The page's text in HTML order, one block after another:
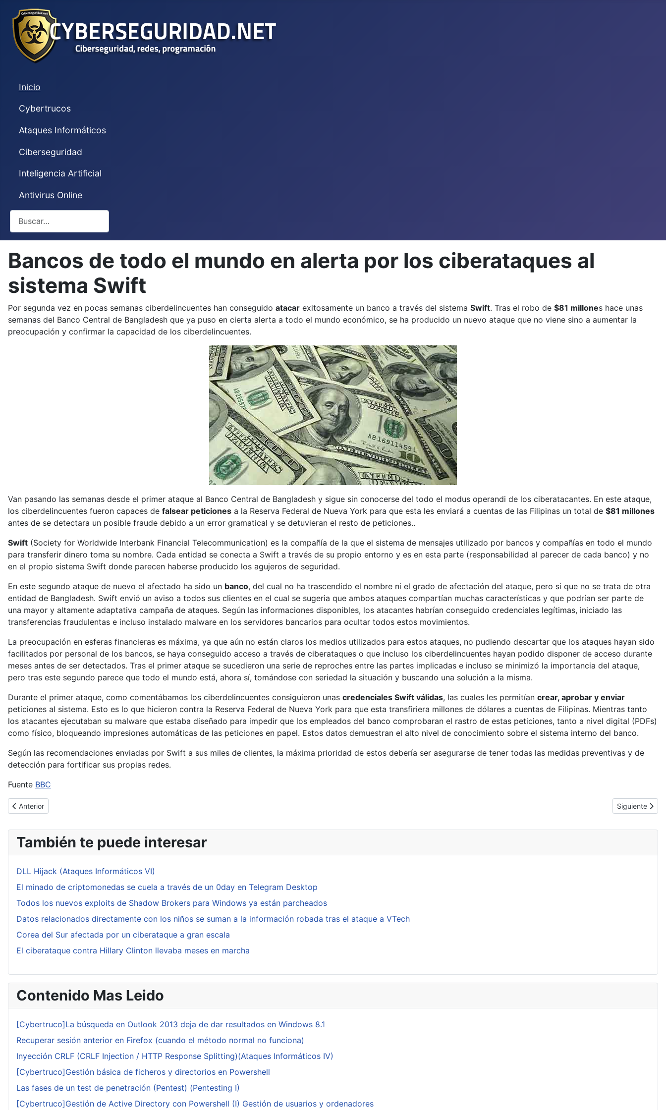
Inicio
Cybertrucos
Ataques Informáticos
Ciberseguridad
Inteligencia Artificial
Antivirus Online
Buscar
Bancos de todo el mundo en alerta por los ciberataques al
sistema Swift
Por segunda vez en pocas semanas ciberdelincuentes han conseguido atacar exitosamente un banco a través del sistema Swift. Tras el robo de $81 millones hace unas
semanas del Banco Central de Bangladesh que ya puso en cierta alerta a todo el mundo económico, se ha producido un nuevo ataque que no viene sino a aumentar la
preocupación y confirmar la capacidad de los ciberdelincuentes.
Van pasando las semanas desde el primer ataque al Banco Central de Bangladesh y sigue sin conocerse del todo el modus operandi de los ciberatacantes. En este ataque,
los ciberdelincuentes fueron capaces de falsear peticiones a la Reserva Federal de Nueva York para que esta les enviará a cuentas de las Filipinas un total de $81 millones
antes de se detectara un posible fraude debido a un error gramatical y se detuvieran el resto de peticiones..
Swift (Society for Worldwide Interbank Financial Telecommunication) es la compañía de la que el sistema de mensajes utilizado por bancos y compañías en todo el mundo
para transferir dinero toma su nombre. Cada entidad se conecta a Swift a través de su propio entorno y es en esta parte (responsabilidad al parecer de cada banco) y no
en el propio sistema Swift donde parecen haberse producido los agujeros de seguridad.
En este segundo ataque de nuevo el afectado ha sido un banco, del cual no ha trascendido el nombre ni el grado de afectación del ataque, pero si que no se trata de otra
entidad de Bangladesh. Swift envió un aviso a todos sus clientes en el cual se sugeria que ambos ataques compartían muchas características y que podrían ser parte de
una mayor y altamente adaptativa campaña de ataques. Según las informaciones disponibles, los atacantes habrían conseguido credenciales legítimas, iniciado las
transferencias fraudulentas e incluso instalado malware en los servidores bancarios para ocultar todos estos movimientos.
La preocupación en esferas financieras es máxima, ya que aún no están claros los medios utilizados para estos ataques, no pudiendo descartar que los ataques hayan sido
facilitados por personal de los bancos, se haya conseguido acceso a través de ciberataques o que incluso los ciberdelincuentes hayan podido disponer de acceso durante
meses antes de ser detectados. Tras el primer ataque se sucedieron una serie de reproches entre las partes implicadas e incluso se minimizó la importancia del ataque,
pero tras este segundo parece que todo el mundo está, ahora sí, tomándose con seriedad la situación y buscando una solución a la misma.
Durante el primer ataque, como comentábamos los ciberdelincuentes consiguieron unas credenciales Swift válidas, las cuales les permitían crear, aprobar y enviar
peticiones al sistema. Esto es lo que hicieron contra la Reserva Federal de Nueva York para que esta transfiriera millones de dólares a cuentas de Filipinas. Mientras tanto
los atacantes ejecutaban su malware que estaba diseñado para impedir que los empleados del banco comprobaran el rastro de estas peticiones, tanto a nivel digital (PDFs)
como físico, bloqueando impresiones automáticas de las peticiones en papel. Estos datos demuestran el alto nivel de conocimiento sobre el sistema interno del banco.
Según las recomendaciones enviadas por Swift a sus miles de clientes, la máxima prioridad de estos debería ser asegurarse de tener todas las medidas preventivas y de
detección para fortificar sus propias redes.
Fuente BBC
Artículo anterior: Microsoft avanza en sus esfuerzos para acabar con el contenido terrorista
Anterior Artículo
Siguiente
También te puede interesar
DLL Hijack (Ataques Informáticos VI)
El minado de criptomonedas se cuela a través de un 0day en Telegram Desktop
Todos los nuevos exploits de Shadow Brokers para Windows ya están parcheados
Datos relacionados directamente con los niños se suman a la información robada tras el ataque a VTech
Corea del Sur afectada por un ciberataque a gran escala
El ciberataque contra Hillary Clinton llevaba meses en marcha
Contenido Mas Leido
[Cybertruco]La búsqueda en Outlook 2013 deja de dar resultados en Windows 8.1
Recuperar sesión anterior en Firefox (cuando el método normal no funciona)
Inyección CRLF (CRLF Injection / HTTP Response Splitting)(Ataques Informáticos IV)
[Cybertruco]Gestión básica de ficheros y directorios en Powershell
Las fases de un test de penetración (Pentest) (Pentesting I)
[Cybertruco]Gestión de Active Directory con Powershell (I) Gestión de usuarios y ordenadores